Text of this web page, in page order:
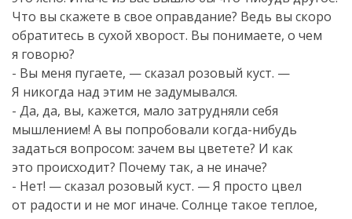
Что вы скажете в свое оправдание? Ведь вы скоро
обратитесь в сухой хворост. Вы понимаете, о чем
я говорю?
- Вы меня пугаете, — сказал розовый куст. —
Я никогда над этим не задумывался.
- Да, да, вы, кажется, мало затрудняли себя
мышлением! А вы попробовали когда-нибудь
задаться вопросом: зачем вы цветете? И как
это происходит? Почему так, а не иначе?
- Нет! — сказал розовый куст. — Я просто цвел
от радости и не мог иначе. Солнце такое теплое,